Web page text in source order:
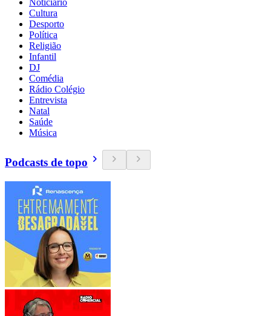
Noticiário
Cultura
Desporto
Política
Religião
Infantil
DJ
Comédia
Rádio Colégio
Entrevista
Natal
Saúde
Música
Podcasts de topo